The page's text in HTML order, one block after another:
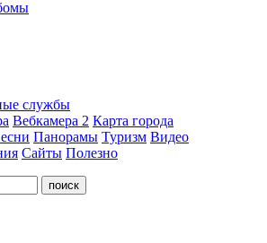
службы
Вебкамера 2 Карта города
Панорамы Туризм Видео
Сайты Полезно